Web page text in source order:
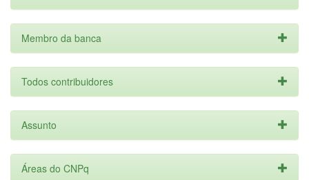
Membro da banca
Todos contribuidores
Assunto
Áreas do CNPq